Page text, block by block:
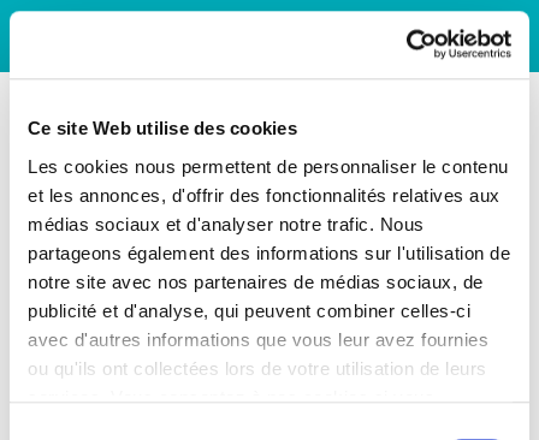
Ce site Web utilise des cookies
Les cookies nous permettent de personnaliser le contenu
et les annonces, d'offrir des fonctionnalités relatives aux
médias sociaux et d'analyser notre trafic. Nous
partageons également des informations sur l'utilisation de
notre site avec nos partenaires de médias sociaux, de
publicité et d'analyse, qui peuvent combiner celles-ci
avec d'autres informations que vous leur avez fournies
ou qu'ils ont collectées lors de votre utilisation de leurs